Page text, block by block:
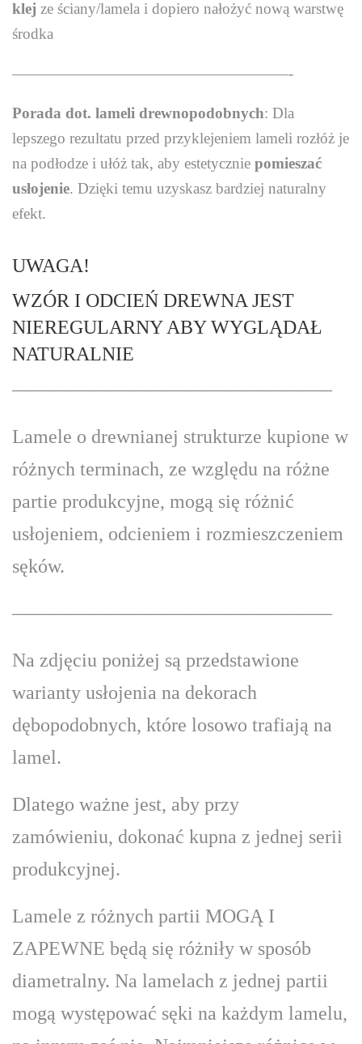
klej ze ściany/lamela i dopiero nałożyć nową warstwę
środka
——————————————————-
Porada dot. lameli drewnopodobnych: Dla
lepszego rezultatu przed przyklejeniem lameli rozłóż je
na podłodze i ułóż tak, aby estetycznie pomieszać
usłojenie. Dzięki temu uzyskasz bardziej naturalny
efekt.
UWAGA!
WZÓR I ODCIEŃ DREWNA JEST
NIEREGULARNY ABY WYGLĄDAŁ
NATURALNIE
————————————————–
Lamele o drewnianej strukturze kupione w
różnych terminach, ze względu na różne
partie produkcyjne, mogą się różnić
usłojeniem, odcieniem i rozmieszczeniem
sęków.
————————————————–
Na zdjęciu poniżej są przedstawione
warianty usłojenia na dekorach
dębopodobnych, które losowo trafiają na
lamel.
Dlatego ważne jest, aby przy
zamówieniu, dokonać kupna z jednej serii
produkcyjnej.
Lamele z różnych partii MOGĄ I
ZAPEWNE będą się różniły w sposób
diametralny. Na lamelach z jednej partii
mogą występować sęki na każdym lamelu,